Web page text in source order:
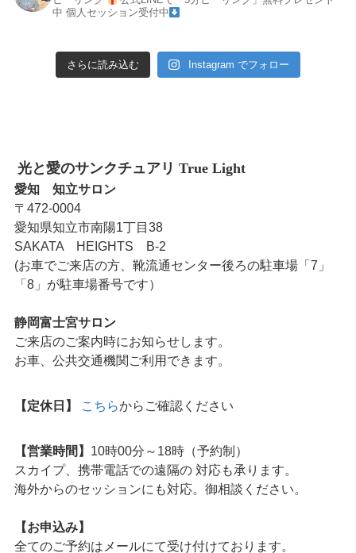
中 個人セッション受付中
さらに読み込む Instagram でフォロー
光と愛のサンクチュアリ True Light
愛知 知立サロン
〒472-0004
愛知県知立市南陽1丁目38
SAKATA HEIGHTS B-2
(お車でご来店の方、靴流通センター後ろの駐車場「7」
「8」が駐車場番号です）
静岡富士宮サロン
ご来店のご案内時にお知らせします。
お車、公共交通機関ご利用できます。
【定休日】 こちらからご確認ください
【営業時間】 10時00分～18時（予約制）
スカイプ、携帯電話での遠隔の 対応も承ります。
海外からのセッションにも対応。御相談ください。
【お申込み】
全てのご予約はメールにて受け付けております。